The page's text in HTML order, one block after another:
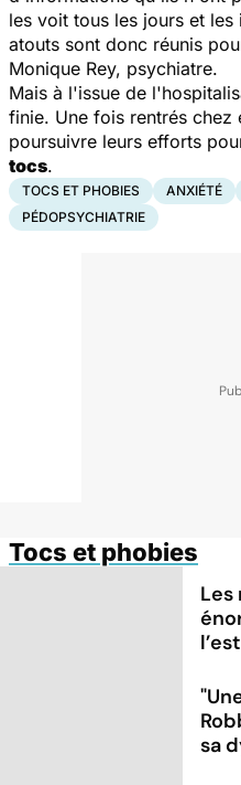
les voit tous les jours et les
atouts sont donc réunis
Monique Rey, psychiatre.
Mais à l'issue de
finie. Une fois rentrés chez
poursuivre leurs efforts
tocs.
TOCS ET PHOBIES ANXIÉTÉ
PÉDOPSYCHIATRIE
Tocs et phobies
sa